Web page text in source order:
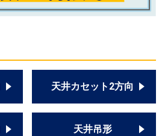
天井カセット2方向
天井吊形